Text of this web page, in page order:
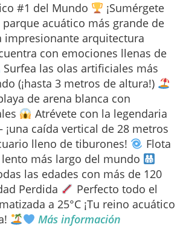
#1 del Mundo
¡Sumérgete
acuático más grande de
impresionante arquitectura
con emociones llenas de
Surfea las olas artificiales más
(¡hasta 3 metros de altura!)
de arena blanca con
Atrévete con la legendaria
¡una caída vertical de 28 metros
lleno de tiburones!
Flota
más largo del mundo
las edades con más de 120
Perdida
Perfecto todo el
a 25°C ¡Tu reino acuático
Más información